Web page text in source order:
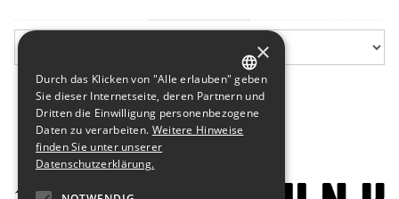
GERMAN
ENGLISH
×
Durch das Klicken von "Alle erlauben" geben
Sie dieser Internetseite, deren Partnern und
Dritten die Einwilligung personenbezogene
Daten zu verarbeiten. Weitere Hinweise
finden Sie unter unserer
Datenschutzerklärung.